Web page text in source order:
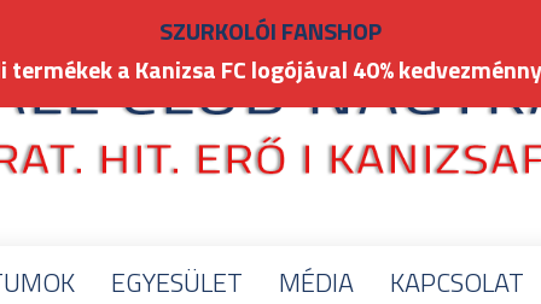
EGYESÜLET MÉDIA KAPCSOLAT
SZURKOLÓI FANSHOP
termékek a Kanizsa FC logójával 40%